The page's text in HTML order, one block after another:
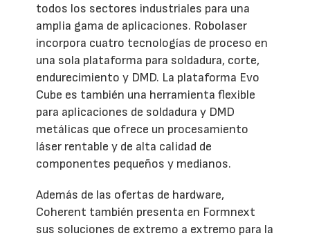
todos los sectores industriales para una
amplia gama de aplicaciones. Robolaser
incorpora cuatro tecnologías de proceso en
una sola plataforma para soldadura, corte,
endurecimiento y DMD. La plataforma Evo
Cube es también una herramienta flexible
para aplicaciones de soldadura y DMD
metálicas que ofrece un procesamiento
láser rentable y de alta calidad de
componentes pequeños y medianos.
Además de las ofertas de hardware,
Coherent también presenta en Formnext
sus soluciones de extremo a extremo para la